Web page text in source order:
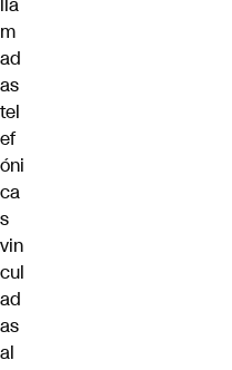
m
ad
as
tel
ef
óni
ca
s
vin
cul
ad
as
al